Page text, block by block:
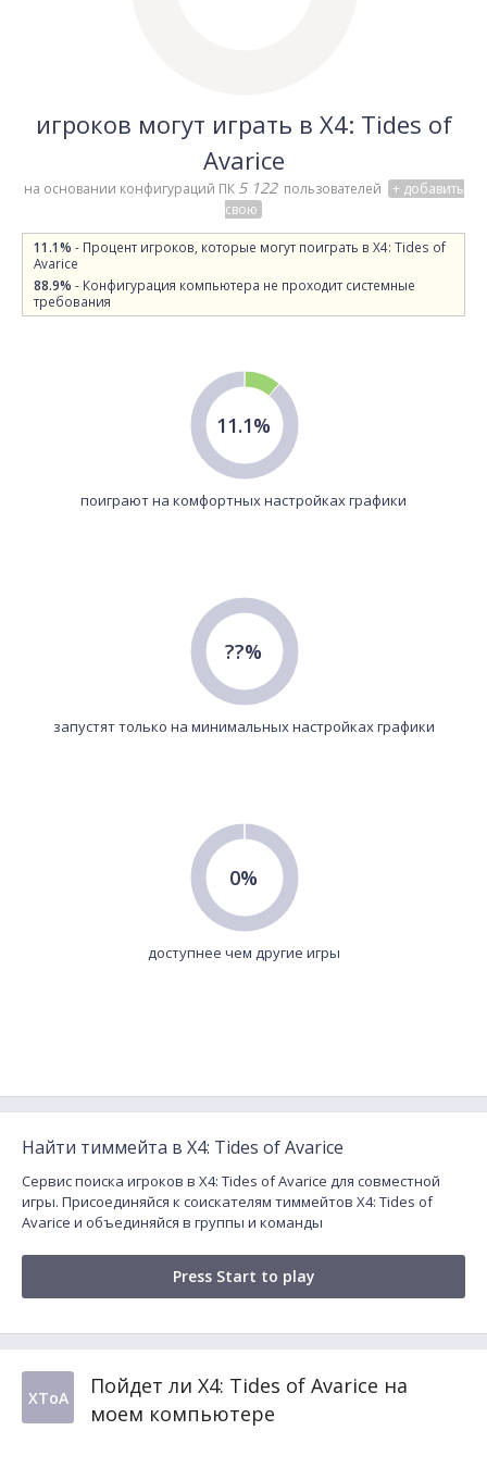
игроков могут играть в X4: Tides of
Avarice
на основании конфигураций ПК 5 122 пользователей
+ добавить
свою
11.1% - Процент игроков, которые могут поиграть в X4: Tides of
Avarice
88.9% - Конфигурация компьютера не проходит системные
требования
11.1%
поиграют на комфортных настройках графики
??%
запустят только на минимальных настройках графики
0%
доступнее чем другие игры
Найти тиммейта в X4: Tides of Avarice
Сервис поиска игроков в X4: Tides of Avarice для совместной
игры. Присоединяйся к соискателям тиммейтов X4: Tides of
Avarice и объединяйся в группы и команды
Press Start to play
XToA
Пойдет ли X4: Tides of Avarice на
моем компьютере